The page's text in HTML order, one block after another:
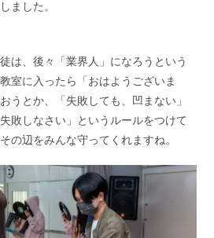
ました。
は、後々「業界人」になろうという
室に入ったら「おはようございま
うとか、「失敗しても、凹まない」
敗しなさい」というルールをつけて
の辺をみんな守ってくれますね。